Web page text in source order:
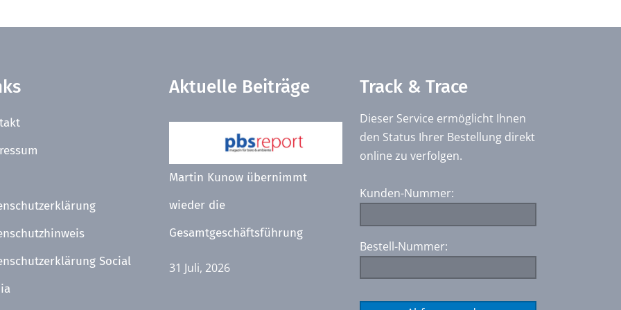
Social
Aktuelle Beiträge
Martin Kunow übernimmt
wieder die
Gesamtgeschäftsführung
31 Juli, 2026
Track & Trace
Dieser Service ermöglicht Ihnen
den Status Ihrer Bestellung direkt
online zu verfolgen.
Kunden-Nummer:
Bestell-Nummer: